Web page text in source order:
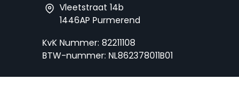
Vleetstraat 14b
1446AP Purmerend
KvK Nummer: 82211108
BTW-nummer: NL862378011B01